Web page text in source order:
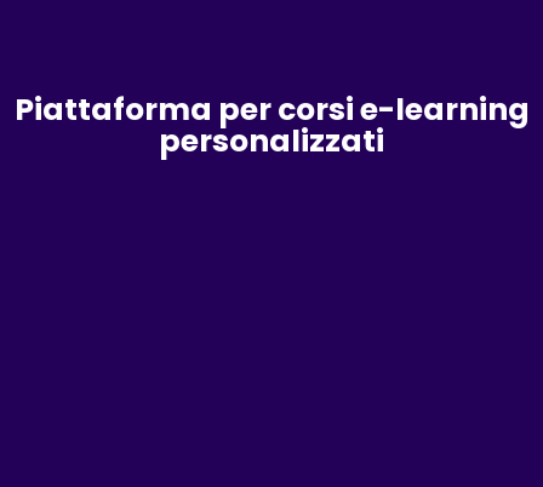
Piattaforma per corsi e-learning
personalizzati